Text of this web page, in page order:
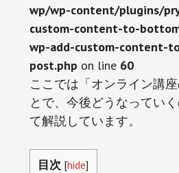
wp/wp-content/plugins/
custom-content-to-
wp-add-custom-content-
post.php on line 60
ここでは「オンライン講
とで、今後どうなってい
て解説しています。
目次 [hide]